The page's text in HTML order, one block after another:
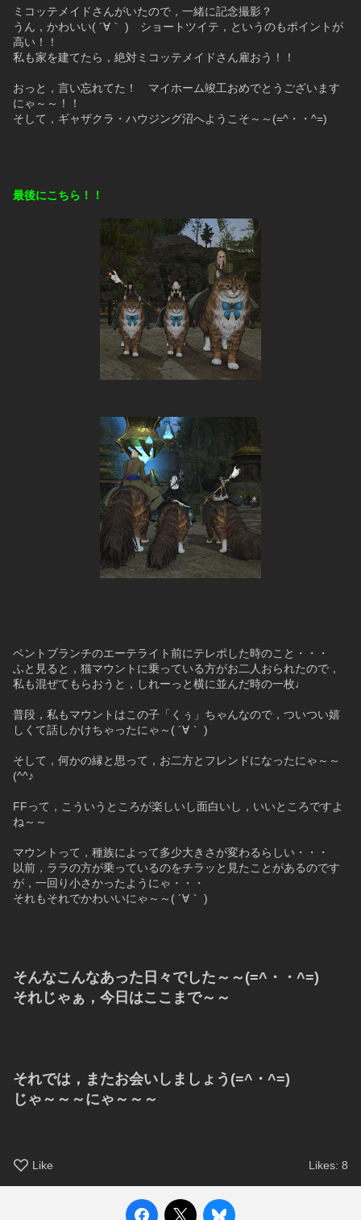
ミコッテメイドさんがいたので，一緒に記念撮影？
うん，かわいい( ´∀｀ )　ショートツイテ，というのもポイントが
高い！！
私も家を建てたら，絶対ミコッテメイドさん雇おう！！
おっと，言い忘れてた！　マイホーム竣工おめでとうございます
にゃ～～！！
そして，ギャザクラ・ハウジング沼へようこそ～～(=^・・^=)
最後にこちら！！
ベントブランチのエーテライト前にテレポした時のこと・・・
ふと見ると，猫マウントに乗っている方がお二人おられたので，
私も混ぜてもらおうと，しれーっと横に並んだ時の一枚♩
普段，私もマウントはこの子「くぅ」ちゃんなので，ついつい嬉
しくて話しかけちゃったにゃ～( ´∀｀ )
そして，何かの縁と思って，お二方とフレンドになったにゃ～～
(^^♪
FFって，こういうところが楽しいし面白いし，いいところですよ
ね～～
マウントって，種族によって多少大きさが変わるらしい・・・
以前，ララの方が乗っているのをチラッと見たことがあるのです
が，一回り小さかったようにゃ・・・
それもそれでかわいいにゃ～～( ´∀｀ )
そんなこんなあった日々でした～～(=^・・^=)
それじゃぁ，今日はここまで～～
それでは，またお会いしましょう(=^・^=)
じゃ～～～にゃ～～～
Like Likes: 8